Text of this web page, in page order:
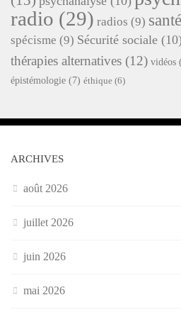
radio (29) radios (9) santé
spécisme (9) Sécurité sociale (10)
thérapies alternatives (12) vidéos
épistémologie (7) éthique (6)
ARCHIVES
août 2026
juillet 2026
juin 2026
mai 2026